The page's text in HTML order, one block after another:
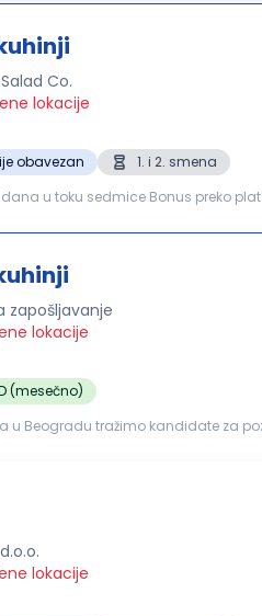
Co.
lokacije
obavezan
1. i 2. smena
u toku sedmice Bonus preko
zapošljavanje
lokacije
(mesečno)
u Beogradu tražimo kandidate za
lokacije